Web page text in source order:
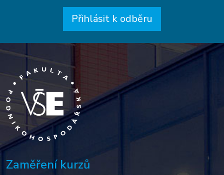
Přihlásit k odběru
Zaměření kurzů